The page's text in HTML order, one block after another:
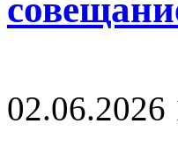
02.06.2026